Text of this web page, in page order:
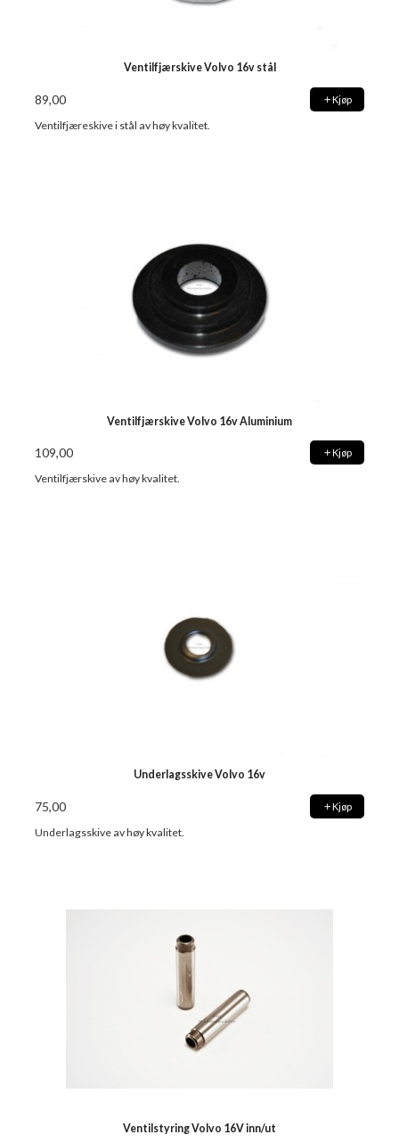
Ventilfjærskive Volvo 16v stål
89,00 Kjøp
Ventilfjæreskive i stål av høy kvalitet.
Ventilfjærskive Volvo 16v Aluminium
109,00 Kjøp
Ventilfjærskive av høy kvalitet.
Underlagsskive Volvo 16v
75,00 Kjøp
Underlagsskive av høy kvalitet.
Ventilstyring Volvo 16V inn/ut